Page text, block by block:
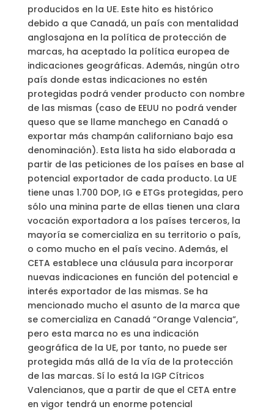
producidos en la UE. Este hito es histórico
debido a que Canadá, un país con mentalidad
anglosajona en la política de protección de
marcas, ha aceptado la política europea de
indicaciones geográficas. Además, ningún otro
país donde estas indicaciones no estén
protegidas podrá vender producto con nombre
de las mismas (caso de EEUU no podrá vender
queso que se llame manchego en Canadá o
exportar más champán californiano bajo esa
denominación). Esta lista ha sido elaborada a
partir de las peticiones de los países en base al
potencial exportador de cada producto. La UE
tiene unas 1.700 DOP, IG e ETGs protegidas, pero
sólo una minina parte de ellas tienen una clara
vocación exportadora a los países terceros, la
mayoría se comercializa en su territorio o país,
o como mucho en el país vecino. Además, el
CETA establece una cláusula para incorporar
nuevas indicaciones en función del potencial e
interés exportador de las mismas. Se ha
mencionado mucho el asunto de la marca que
se comercializa en Canadá “Orange Valencia”,
pero esta marca no es una indicación
geográfica de la UE, por tanto, no puede ser
protegida más allá de la vía de la protección
de las marcas. Sí lo está la IGP Cítricos
Valencianos, que a partir de que el CETA entre
en vigor tendrá un enorme potencial